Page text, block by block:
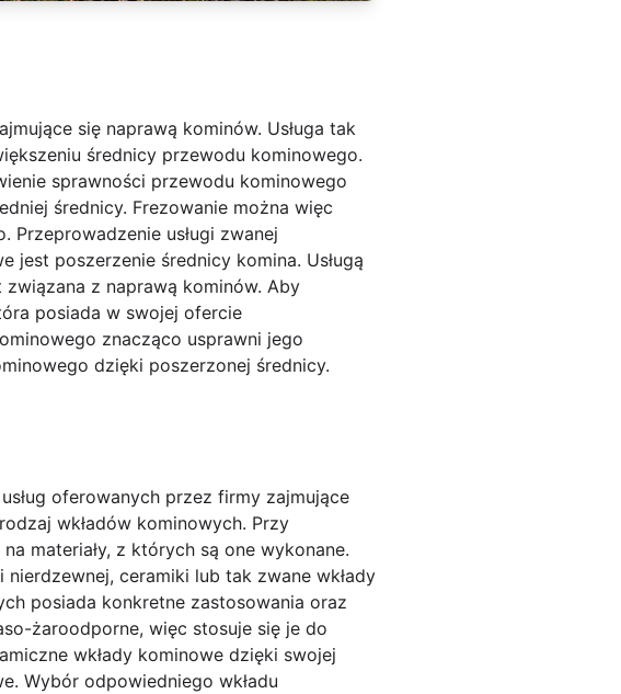
się naprawą kominów. Usługa tak
średnicy przewodu kominowego.
sprawności przewodu kominowego
średnicy. Frezowanie można więc
usługi zwanej
poszerzenie średnicy komina. Usługą
z naprawą kominów. Aby
posiada w swojej ofercie
znacząco usprawni jego
dzięki poszerzonej średnicy.
oferowanych przez firmy zajmujące
wkładów kominowych. Przy
materiały, z których są one wykonane.
ceramiki lub tak zwane wkłady
posiada konkretne zastosowania oraz
żaroodporne, więc stosuje się je do
wkłady kominowe dzięki swojej
Wybór odpowiedniego wkładu